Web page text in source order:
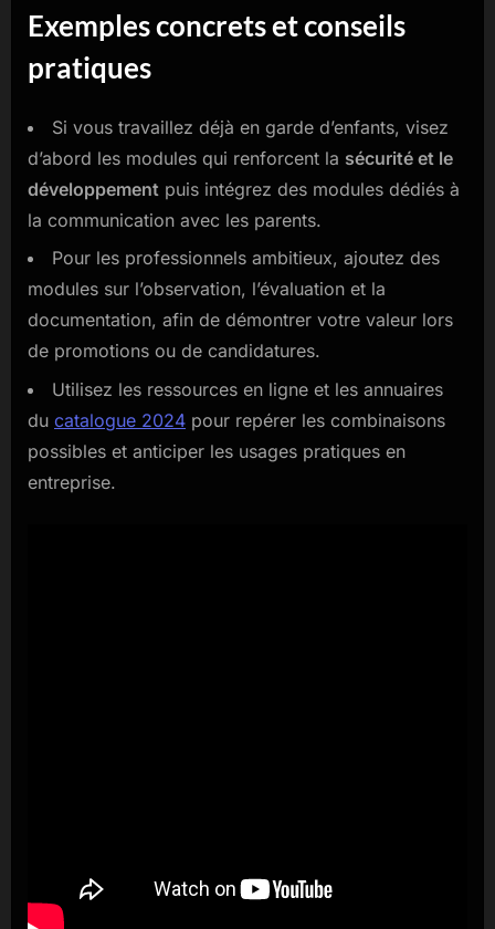
Exemples concrets et conseils
pratiques
Si vous travaillez déjà en garde d’enfants, visez
d’abord les modules qui renforcent la sécurité et le
développement puis intégrez des modules dédiés à
la communication avec les parents.
Pour les professionnels ambitieux, ajoutez des
modules sur l’observation, l’évaluation et la
documentation, afin de démontrer votre valeur lors
de promotions ou de candidatures.
Utilisez les ressources en ligne et les annuaires
du catalogue 2024 pour repérer les combinaisons
possibles et anticiper les usages pratiques en
entreprise.